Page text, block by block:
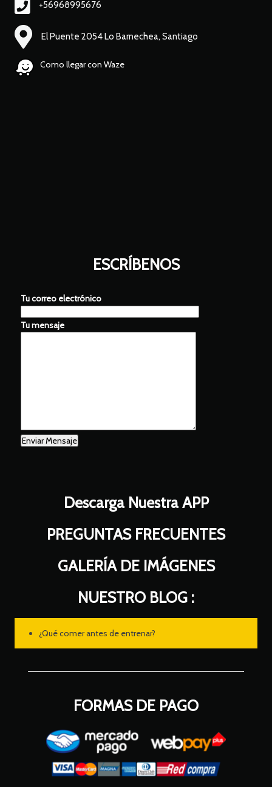
+56968995676
El Puente 2054 Lo Barnechea, Santiago
Como llegar con Waze
ESCRÍBENOS
Tu correo electrónico
Tu mensaje
Descarga Nuestra APP
PREGUNTAS FRECUENTES
GALERÍA DE IMÁGENES
NUESTRO BLOG :
¿Qué comer antes de entrenar?
FORMAS DE PAGO